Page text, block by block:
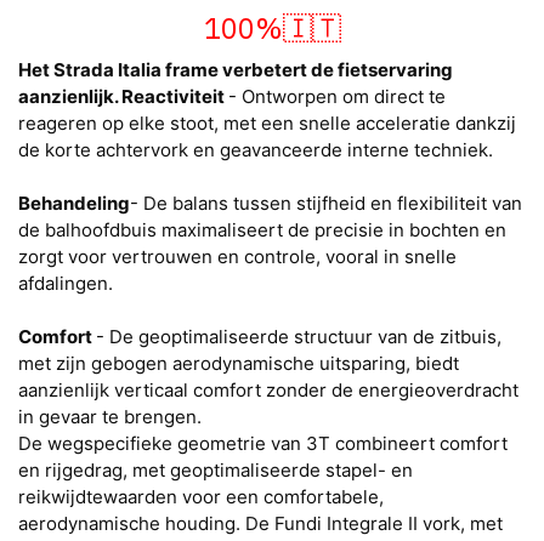
100%🇮🇹
Het Strada Italia frame verbetert de fietservaring
aanzienlijk.Reactiviteit - Ontworpen om direct te
reageren op elke stoot, met een snelle acceleratie dankzij
de korte achtervork en geavanceerde interne techniek.
Behandeling- De balans tussen stijfheid en flexibiliteit van
de balhoofdbuis maximaliseert de precisie in bochten en
zorgt voor vertrouwen en controle, vooral in snelle
afdalingen.
Comfort - De geoptimaliseerde structuur van de zitbuis,
met zijn gebogen aerodynamische uitsparing, biedt
aanzienlijk verticaal comfort zonder de energieoverdracht
in gevaar te brengen.
De wegspecifieke geometrie van 3T combineert comfort
en rijgedrag, met geoptimaliseerde stapel- en
reikwijdtewaarden voor een comfortabele,
aerodynamische houding. De Fundi Integrale II vork, met